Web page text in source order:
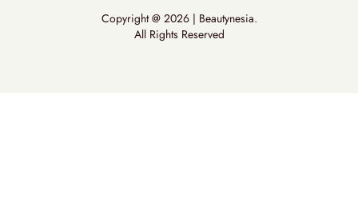
Copyright @ 2026 | Beautynesia.
All Rights Reserved